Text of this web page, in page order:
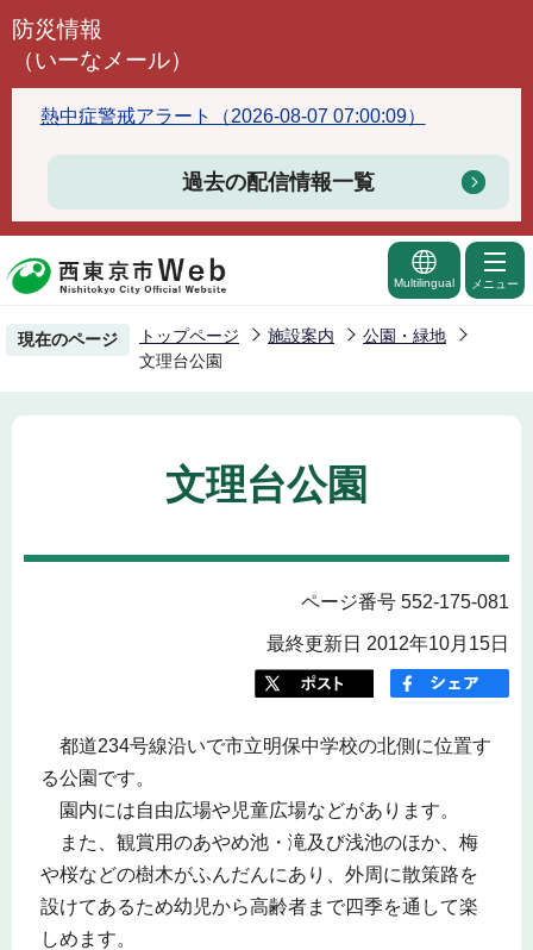
こ
頭
で
防災情報
（いーなメール）
熱中症警戒アラート（2026-08-07 07:00:09）
過去の配信情報一覧
Multilingual メニュー
現在のページ トップページ 施設案内
公園・緑地
文理台公園
文理台公園
ページ番号 552-175-081
最終更新日 2012年10月15日
都道234号線沿いで市立明保中学校の北側に位置す
る公園です。
園内には自由広場や児童広場などがあります。
また、観賞用のあやめ池・滝及び浅池のほか、梅
や桜などの樹木がふんだんにあり、外周に散策路を
設けてあるため幼児から高齢者まで四季を通して楽
しめます。